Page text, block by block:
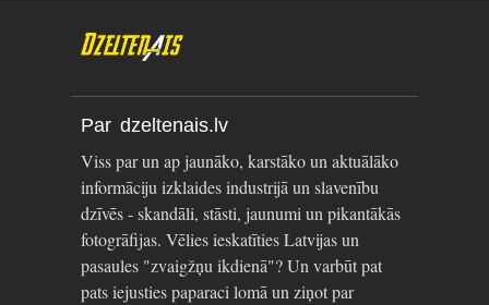
Par dzeltenais.lv
Viss par un ap jaunāko, karstāko un aktuālāko
informāciju izklaides industrijā un slavenību
dzīvēs - skandāli, stāsti, jaunumi un pikantākās
fotogrāfijas. Vēlies ieskatīties Latvijas un
pasaules "zvaigžņu ikdienā"? Un varbūt pat
pats iejusties paparaci lomā un ziņot par